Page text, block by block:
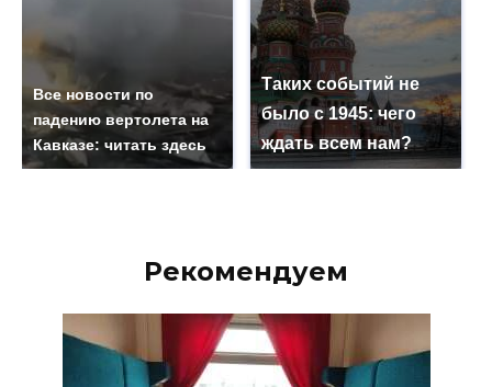
Все новости по
падению вертолета на
Кавказе: читать здесь
Таких событий не
было с 1945: чего
ждать всем нам?
Рекомендуем